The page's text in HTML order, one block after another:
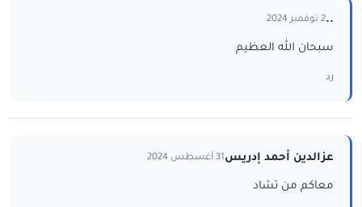
..2 نوفمبر 2024
سبحان الله العظيم
رد
عزالدين أحمد إدريس31 أغسطس 2024
معاكم من تشاد